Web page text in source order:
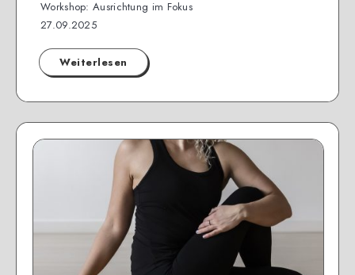
Workshop: Ausrichtung im Fokus
27.09.2025
Weiterlesen